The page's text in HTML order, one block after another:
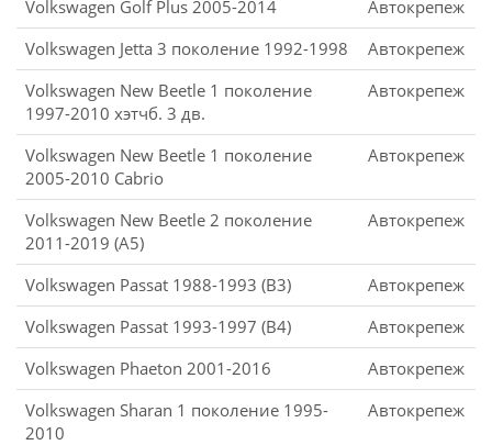
Volkswagen Golf Plus 2005-2014
Автокрепеж
Volkswagen Jetta 3 поколение 1992-1998
Автокрепеж
Volkswagen New Beetle 1 поколение
1997-2010 хэтчб. 3 дв.
Автокрепеж
Volkswagen New Beetle 1 поколение
2005-2010 Cabrio
Автокрепеж
Volkswagen New Beetle 2 поколение
2011-2019 (А5)
Автокрепеж
Volkswagen Passat 1988-1993 (B3)
Автокрепеж
Volkswagen Passat 1993-1997 (B4)
Автокрепеж
Volkswagen Phaeton 2001-2016
Автокрепеж
Volkswagen Sharan 1 поколение 1995-
2010
Автокрепеж